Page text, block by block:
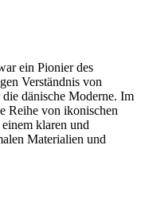
ein Pionier des
Verständnis von
die dänische Moderne. Im
Reihe von ikonischen
einem klaren und
Materialien und